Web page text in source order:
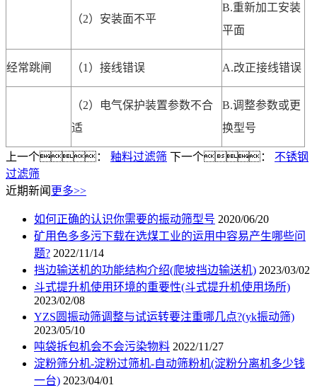
（2）安装面不平
B.重新加工安装
平面
经常跳闸 （1）接线错误 A.改正接线错误
（2）电气保护装置参数不合
适
B.调整参数或更
换型号
上一个： 釉料过滤筛 下一个： 不锈钢
过滤筛
近期新闻 更多>>
如何正确的认识你需要的振动筛型号 2020/06/20
矿用色多多污下载在选煤工业的运用中容易产生哪些问
题? 2022/11/14
挡边输送机的功能结构介绍(爬坡挡边输送机) 2023/03/02
斗式提升机使用环境的重要性(斗式提升机使用场所)
2023/02/08
YZS圆振动筛调整与试运转要注重哪几点?(yk振动筛)
2023/05/10
吨袋拆包机会不会污染物料 2022/11/27
淀粉筛分机-淀粉过筛机-自动筛粉机(淀粉分离机多少钱
一台) 2023/04/01